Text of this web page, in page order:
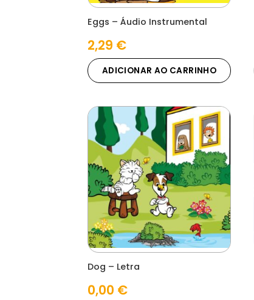
Eggs – Áudio Instrumental
2,29 €
ADICIONAR AO CARRINHO
Dog – Letra
0,00 €